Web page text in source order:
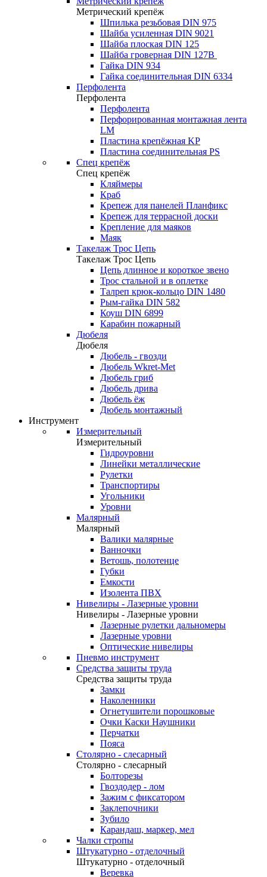
Метрический крепёж
Шпилька резьбовая DIN 975
Шайба усиленная DIN 9021
Шайба плоская DIN 125
Шайба гроверная DIN 127B
Гайка DIN 934
Гайка соединительная DIN 6334
Перфолента
Перфолента
Перфолента
Перфорированная монтажная лента
LM
Пластина крепёжная KP
Пластина соединительная PS
Спец крепёж
Спец крепёж
Кляймеры
Краб
Крепеж для панелей Планфикс
Крепеж для террасной доски
Крепление для маяков
Маяк
Такелаж Трос Цепь
Такелаж Трос Цепь
Цепь длинное и короткое звено
Трос стальной и в оплетке
Талреп крюк-кольцо DIN 1480
Рым-гайка DIN 582
Коуш DIN 6899
Карабин пожарный
Дюбеля
Дюбеля
Дюбель - гвозди
Дюбель Wkret-Met
Дюбель гриб
Дюбель дрива
Дюбель ёж
Дюбель монтажный
Инструмент
Измерительный
Измерительный
Гидроуровни
Линейки металлические
Рулетки
Транспортиры
Угольники
Уровни
Малярный
Малярный
Валики малярные
Ванночки
Ветошь, полотенце
Губки
Емкости
Изолента ПВХ
Нивелиры - Лазерные уровни
Нивелиры - Лазерные уровни
Лазерные рулетки дальномеры
Лазерные уровни
Оптические нивелиры
Пневмо инструмент
Средства защиты труда
Средства защиты труда
Замки
Наколенники
Огнетушители порошковые
Очки Каски Наушники
Перчатки
Пояса
Столярно - слесарный
Столярно - слесарный
Болторезы
Гвоздодер - лом
Зажим с фиксатором
Заклепочники
Зубило
Карандаш, маркер, мел
Чалки стропы
Штукатурно - отделочный
Штукатурно - отделочный
Веревка